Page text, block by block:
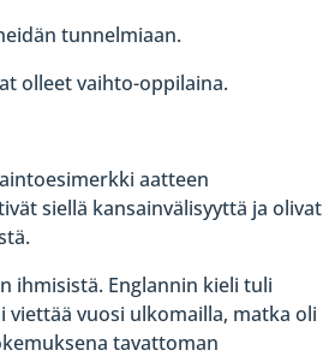
tunnelmiaan.
olleet vaihto-oppilaina.
aatteen
siellä kansainvälisyyttä ja olivat
ihmisistä. Englannin kieli tuli
vuosi ulkomailla, matka oli
tavattoman